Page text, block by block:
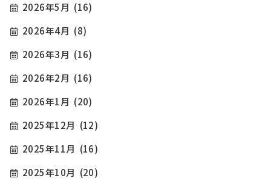
2026年5月 (16)
2026年4月 (8)
2026年3月 (16)
2026年2月 (16)
2026年1月 (20)
2025年12月 (12)
2025年11月 (16)
2025年10月 (20)